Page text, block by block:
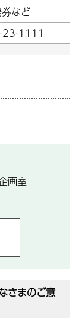
など
1111
画室
さまのご意